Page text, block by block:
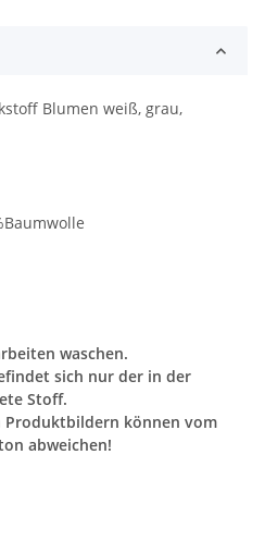
Blumen weiß, grau,
waschen.
sich nur der in der
Stoff.
Produktbildern können vom
abweichen!